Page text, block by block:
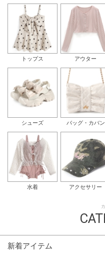
トップス アウター
シューズ バッグ・カバン
水着 アクセサリー
新着アイテム